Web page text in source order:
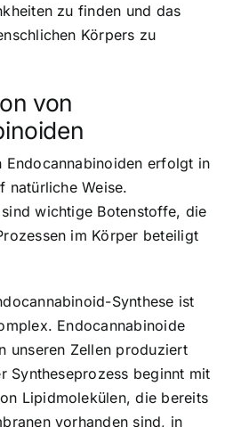
zu finden und das
Körpers zu
von
Endocannabinoiden erfolgt in
natürliche Weise.
wichtige Botenstoffe, die
im Körper beteiligt
Synthese ist
Endocannabinoide
unseren Zellen produziert
Syntheseprozess beginnt mit
Lipidmolekülen, die bereits
vorhanden sind, in